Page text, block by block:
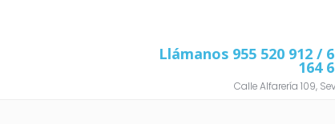
Llámanos 955 520 912 /
164
Calle Alfarería 109,